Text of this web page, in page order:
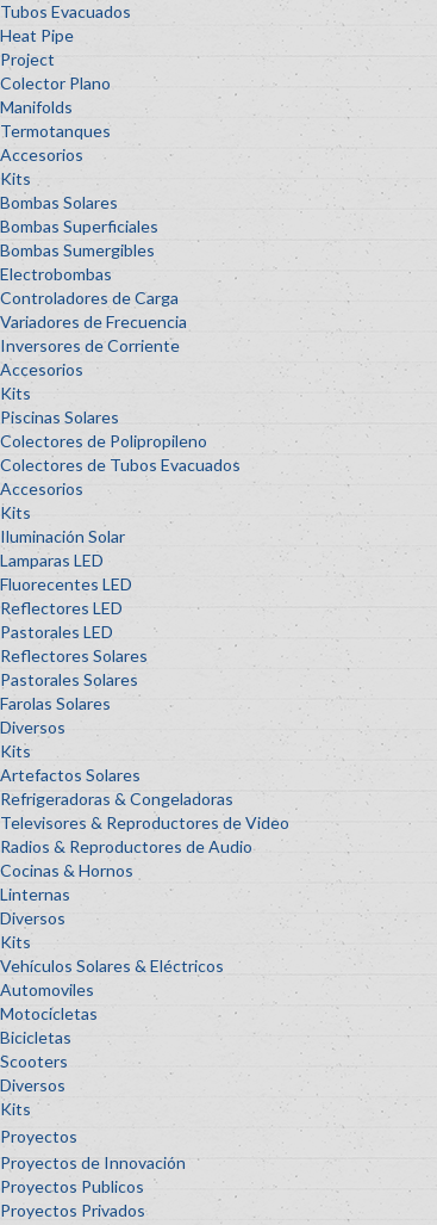
Tubos Evacuados
Heat Pipe
Project
Colector Plano
Manifolds
Termotanques
Accesorios
Kits
Bombas Solares
Bombas Superficiales
Bombas Sumergibles
Electrobombas
Controladores de Carga
Variadores de Frecuencia
Inversores de Corriente
Accesorios
Kits
Piscinas Solares
Colectores de Polipropileno
Colectores de Tubos Evacuados
Accesorios
Kits
Iluminación Solar
Lamparas LED
Fluorecentes LED
Reflectores LED
Pastorales LED
Reflectores Solares
Pastorales Solares
Farolas Solares
Diversos
Kits
Artefactos Solares
Refrigeradoras & Congeladoras
Televisores & Reproductores de Video
Radios & Reproductores de Audio
Cocinas & Hornos
Linternas
Diversos
Kits
Vehículos Solares & Eléctricos
Automoviles
Motocicletas
Bicicletas
Scooters
Diversos
Kits
Proyectos
Proyectos de Innovación
Proyectos Publicos
Proyectos Privados